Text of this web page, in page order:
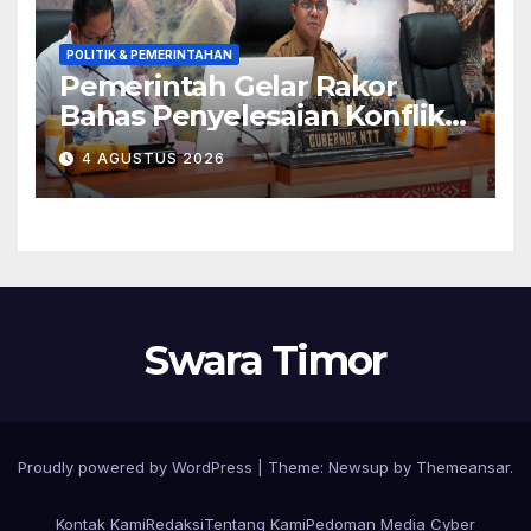
POLITIK & PEMERINTAHAN
Pemerintah Gelar Rakor
Bahas Penyelesaian Konflik
Adonara
4 AGUSTUS 2026
Swara Timor
Proudly powered by WordPress Theme: Newsup by Themeansar.
Kontak KamiRedaksiTentang KamiPedoman Media Cyber